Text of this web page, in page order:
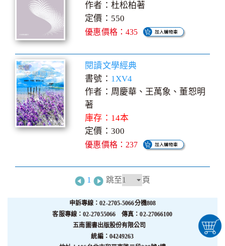
作者：杜松柏著
定價：550
優惠價格：435
閱讀文學經典
書號： 1XV4
作者：周慶華、王萬象、董恕明
著
庫存：14本
定價：300
優惠價格：237
1 跳至 頁
申訴專線：02-2705-5066分機808
客服專線：02-27055066 傳真：02-27066100
五南圖書出版股份有限公司
統編：04249263